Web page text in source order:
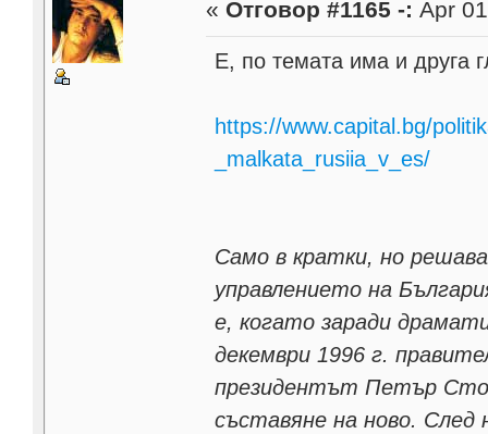
« Отговор #1165 -: Apr
Е, по темата има и друга
https://www.capital.bg/
_malkata_rusiia_v_es/
Само в кратки, но
управлението на
е, когато заради
декември 1996 г.
президентът Петър
съставяне на ново. След